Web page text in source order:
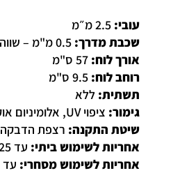
עובי:
שכבת מדרך:
אורך לוח:
רוחב לוח:
תשתית: ללא
גימור: ציפוי UV, אלומיניום אוקסייד
שיטת התקנה: רצפת הדבקה
אחריות לשימוש ביתי: עד 25 שנים
אחריות לשימוש מסחרי: עד 5 שנים